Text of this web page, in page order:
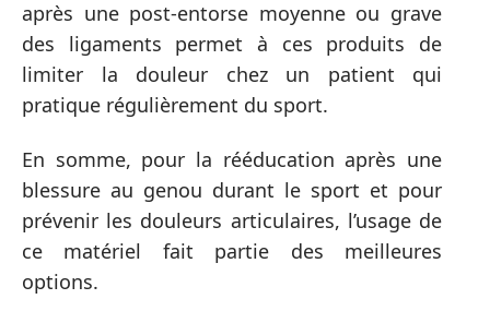
après une post-entorse moyenne ou grave
des ligaments permet à ces produits de
limiter la douleur chez un patient qui
pratique régulièrement du sport.
En somme, pour la rééducation après une
blessure au genou durant le sport et pour
prévenir les douleurs articulaires, l’usage de
ce matériel fait partie des meilleures
options.